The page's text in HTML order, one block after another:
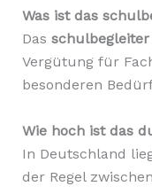
Was ist das
Das
Vergütung für
besonderen
Wie hoch ist das
In Deutschland
der Regel